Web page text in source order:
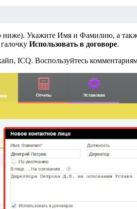
Укажите Имя и Фамилию, а
Использовать в договоре.
ICQ. Воспользуйтесь